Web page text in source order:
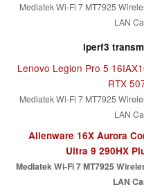
Mediatek Wi-Fi 7 MT7925
LAN
iperf3
Lenovo Legion Pro 5
RTX
Mediatek Wi-Fi 7 MT7925
LAN
Alienware 16X Aurora
Ultra 9 290HX
Mediatek Wi-Fi 7 MT7925
LAN